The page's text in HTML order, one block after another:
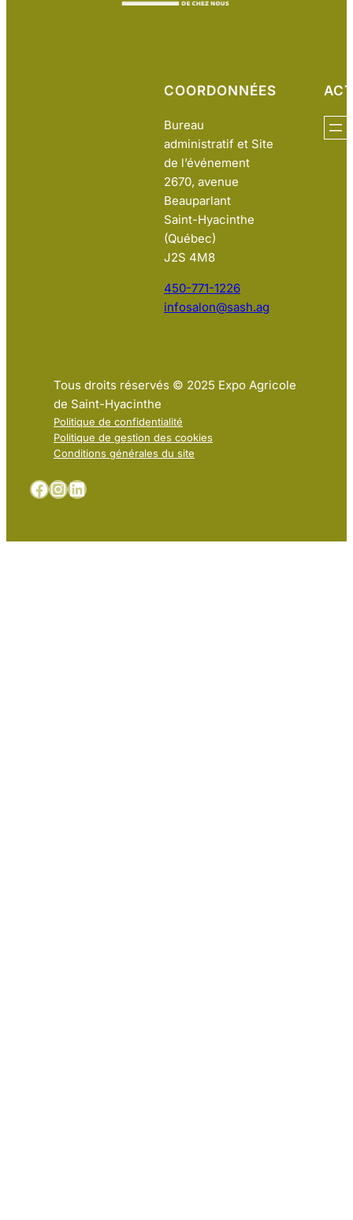
COORDONNÉES
Bureau
administratif et Site
de l’événement
2670, avenue
Beauparlant
Saint-Hyacinthe
(Québec)
J2S 4M8
450-771-1226
infosalon@sash.ag
Tous droits réservés © 2025 Expo Agricole
de Saint-Hyacinthe
Politique de confidentialité
Politique de gestion des cookies
Conditions générales du site
Facebook
Instagram
LinkedIn